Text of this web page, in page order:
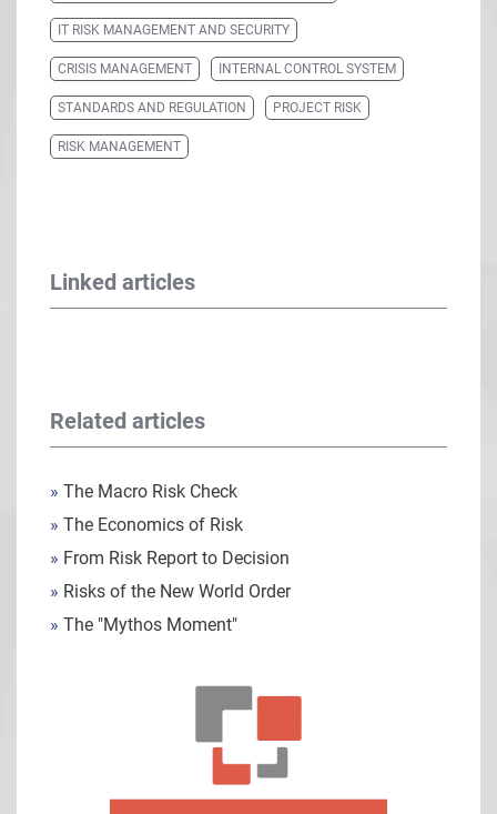
IT RISK MANAGEMENT AND SECURITY
CRISIS MANAGEMENT INTERNAL CONTROL SYSTEM
STANDARDS AND REGULATION PROJECT RISK
RISK MANAGEMENT
Linked articles
Related articles
» The Macro Risk Check
» The Economics of Risk
» From Risk Report to Decision
» Risks of the New World Order
» The "Mythos Moment"